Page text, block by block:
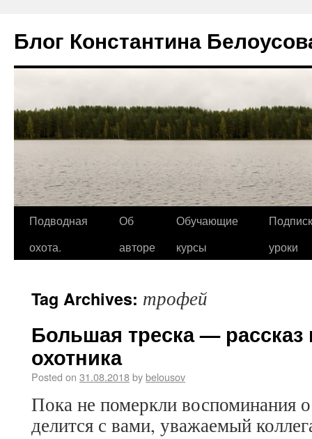
Блог Константина
Подводная
охота.
Об
авторе
Обучающие
курсы
уроки
Tag Archives: трофей
Большая треска — рассказ
охотника
Posted on 31.08.2018bybelousov
Пока не померкли воспоминания
делится с вами, уважаемый